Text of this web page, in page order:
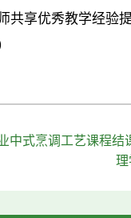
共享优秀教学经验
式烹调工艺课程结